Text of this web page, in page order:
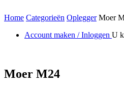
Home Categorieën Oplegger Moer
Account maken / Inloggen U
Moer M24